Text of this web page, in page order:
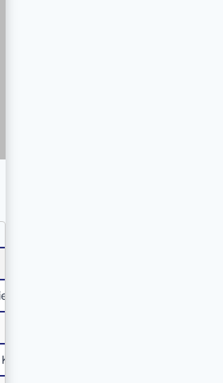
competition
Inter University Track&Field